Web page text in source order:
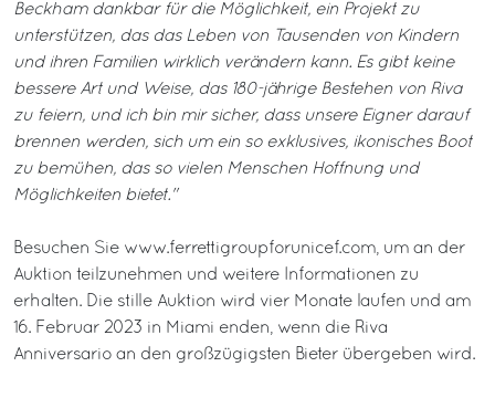
Beckham dankbar für die Möglichkeit, ein Projekt zu
unterstützen, das das Leben von Tausenden von Kindern
und ihren Familien wirklich verändern kann. Es gibt keine
bessere Art und Weise, das 180-jährige Bestehen von Riva
zu feiern, und ich bin mir sicher, dass unsere Eigner darauf
brennen werden, sich um ein so exklusives, ikonisches Boot
zu bemühen, das so vielen Menschen Hoffnung und
Möglichkeiten bietet."
Besuchen Sie www.ferrettigroupforunicef.com , um an der
Auktion teilzunehmen und weitere Informationen zu
erhalten. Die stille Auktion wird vier Monate laufen und am
16. Februar 2023 in Miami enden, wenn die Riva
Anniversario an den großzügigsten Bieter übergeben wird.